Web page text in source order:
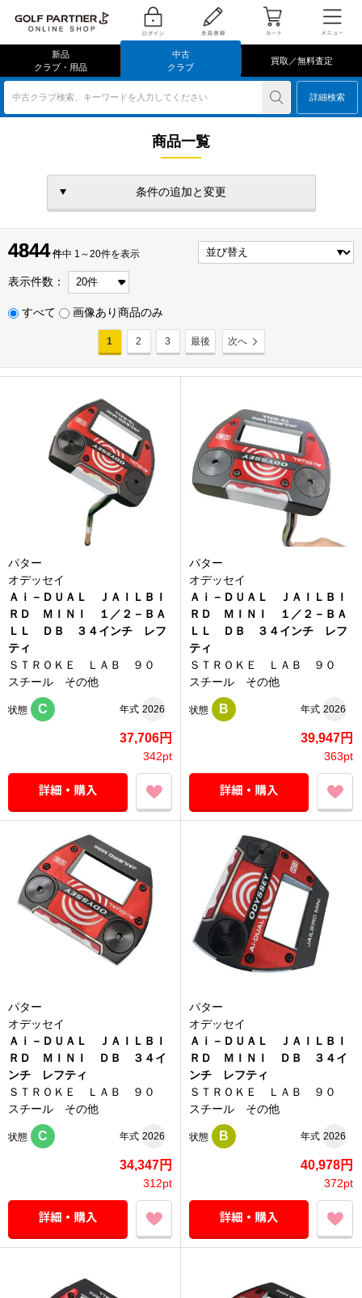
新品
クラブ・用品
中古
クラブ
買取／無料査定
中古クラブ検索、キーワードを入力してください 詳細検索
商品一覧
条件の追加と変更
4844 件
4844 件中 1～20件を表示
表示件数：
すべて 画像あり商品のみ
1 2 3 最後 次へ
パター
オデッセイ
Ａｉ－ＤＵＡＬ ＪＡＩＬＢＩ
ＲＤ ＭＩＮＩ １／２－ＢＡ
ＬＬ ＤＢ ３４インチ レフ
ティ
ＳＴＲＯＫＥ ＬＡＢ ９０
スチール その他
状態 C 年式 2026
37,706円
342pt
パター
オデッセイ
Ａｉ－ＤＵＡＬ ＪＡＩＬＢＩ
ＲＤ ＭＩＮＩ １／２－ＢＡ
ＬＬ ＤＢ ３４インチ レフ
ティ
ＳＴＲＯＫＥ ＬＡＢ ９０
スチール その他
状態 B 年式 2026
39,947円
363pt
パター
オデッセイ
Ａｉ－ＤＵＡＬ ＪＡＩＬＢＩ
ＲＤ ＭＩＮＩ ＤＢ ３４イ
ンチ レフティ
ＳＴＲＯＫＥ ＬＡＢ ９０
スチール その他
状態 C 年式 2026
34,347円
312pt
パター
オデッセイ
Ａｉ－ＤＵＡＬ ＪＡＩＬＢＩ
ＲＤ ＭＩＮＩ ＤＢ ３４イ
ンチ レフティ
ＳＴＲＯＫＥ ＬＡＢ ９０
スチール その他
状態 B 年式 2026
40,978円
372pt